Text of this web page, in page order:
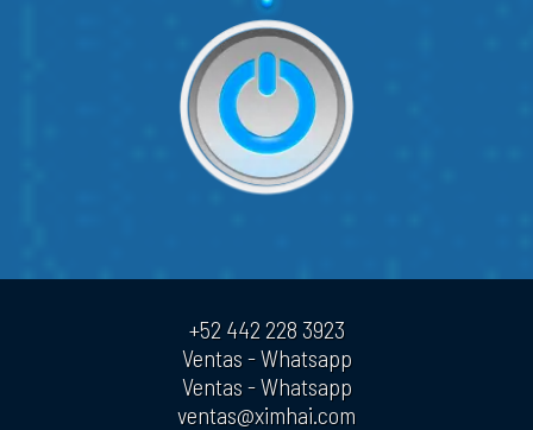
+52 442 228 3923
Ventas - Whatsapp
Ventas - Whatsapp
ventas@ximhai.com